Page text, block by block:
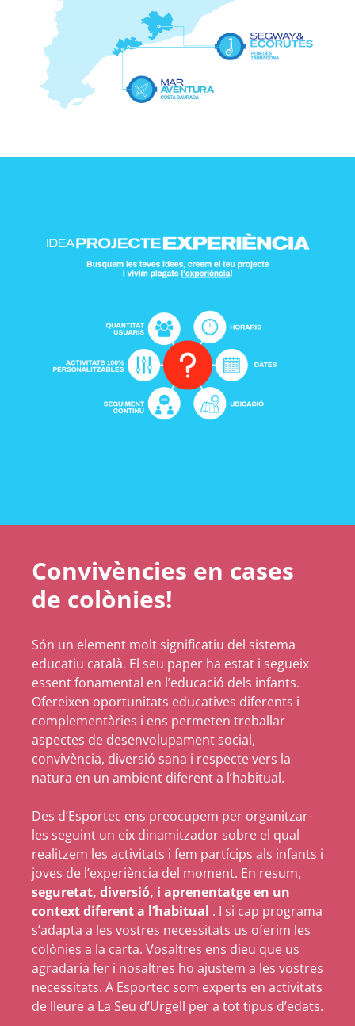
Convivències en cases
de colònies!
Són un element molt significatiu del sistema
educatiu català. El seu paper ha estat i segueix
essent fonamental en l’educació dels infants.
Ofereixen oportunitats educatives diferents i
complementàries i ens permeten treballar
aspectes de desenvolupament social,
convivència, diversió sana i respecte vers la
natura en un ambient diferent a l’habitual.
Des d’Esportec ens preocupem per organitzar-
les seguint un eix dinamitzador sobre el qual
realitzem les activitats i fem partícips als infants i
joves de l’experiència del moment. En resum,
seguretat, diversió, i aprenentatge en un
context diferent a l’habitual . I si cap programa
s’adapta a les vostres necessitats us oferim les
colònies a la carta. Vosaltres ens dieu que us
agradaria fer i nosaltres ho ajustem a les vostres
necessitats. A Esportec som experts en activitats
de lleure a La Seu d’Urgell per a tot tipus d’edats.